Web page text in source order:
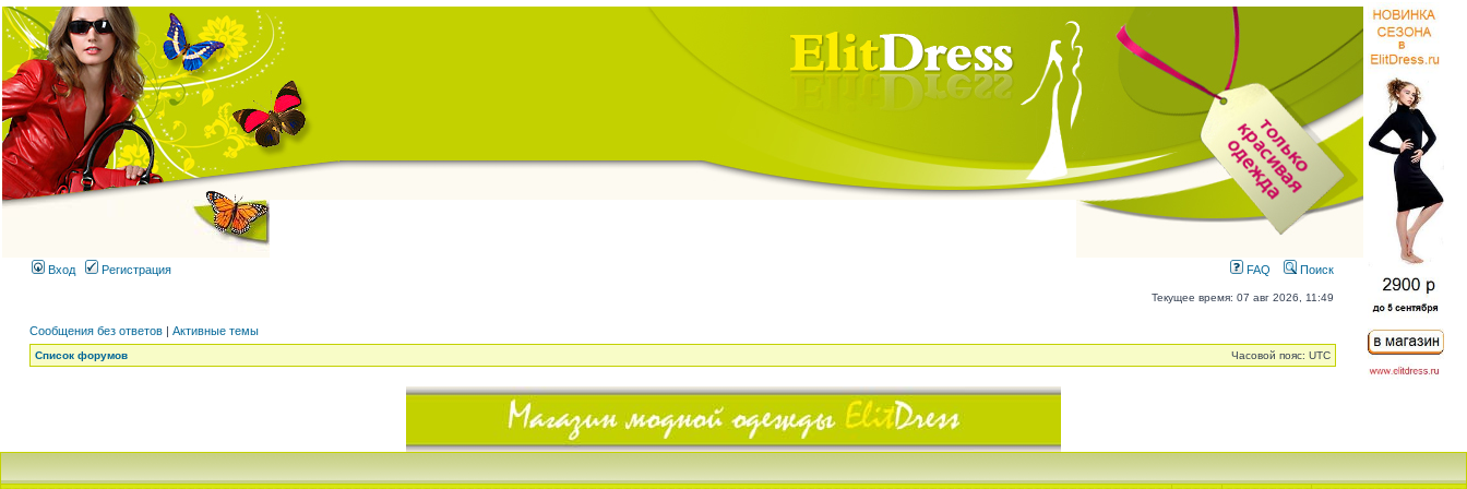
Вход Регистрация FAQ Поиск
Текущее время: 07 авг 2026, 11:49
Сообщения без ответов | Активные темы
Список форумов Часовой пояс: UTC